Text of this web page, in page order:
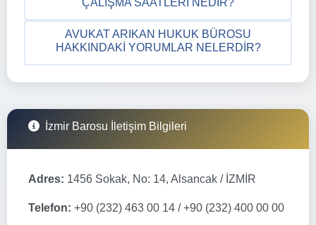
AVUKAT ARIKAN HUKUK BÜROSU
HAKKINDAKI YORUMLAR NELERDIR?
İzmir Barosu İletişim Bilgileri
Adres: 1456 Sokak, No: 14, Alsancak / İZMİR
Telefon: +90 (232) 463 00 14 / +90 (232) 400 00 00